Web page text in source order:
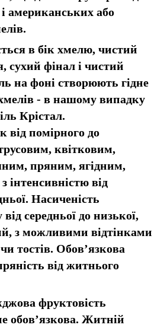
американських або
в бік хмелю, чистий
сухий фінал і чистий
на фоні створюють гідне
- в нашому випадку
Крістал.
помірного до
квітковим,
пряним, ягідним,
інтенсивністю від
Насиченість
середньої до низької,
з можливими відтінками
тостів. Обов’язкова
від житнього
фруктовість
обов’язкова. Житній